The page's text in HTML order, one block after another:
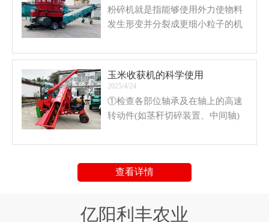
粉碎机就是指能够使用外力使物料
发生形变并分裂成更细小粒子的机
了广泛的应用，在农业和食品生产
玉米收获机的科学使用
2025/4/24
①检查各部位轴承及在轴上的高速
转动件(如茎秆切碎装置、中间轴)
带和链条的张紧度。③检查是否有
件上，所有防护罩是否到位。
查看详情
亿阳利丰农业